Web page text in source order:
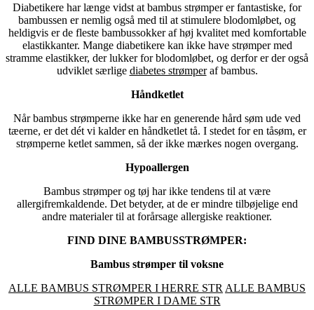
Diabetikere har længe vidst at bambus strømper er fantastiske, for
bambussen er nemlig også med til at stimulere blodomløbet, og
heldigvis er de fleste bambussokker af høj kvalitet med komfortable
elastikkanter. Mange diabetikere kan ikke have strømper med
stramme elastikker, der lukker for blodomløbet, og derfor er der også
udviklet særlige diabetes strømperaf bambus.
Håndketlet
Når bambus strømperne ikke har en generende hård søm ude ved
tæerne, er det dét vi kalder en håndketlet tå. I stedet for en tåsøm, er
strømperne ketlet sammen, så der ikke mærkes nogen overgang.
Hypoallergen
Bambus strømper og tøj har ikke tendens til at være
allergifremkaldende. Det betyder, at de er mindre tilbøjelige end
andre materialer til at forårsage allergiske reaktioner.
FIND DINE BAMBUSSTRØMPER:
Bambus strømper til voksne
ALLE BAMBUS STRØMPER I HERRE STR ALLE BAMBUS
STRØMPER I DAME STR